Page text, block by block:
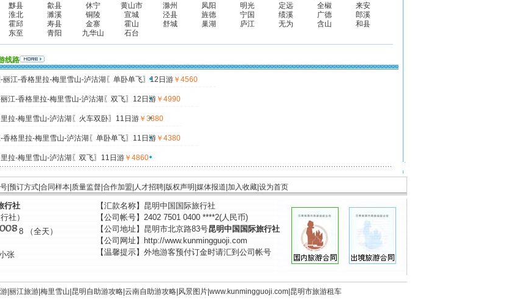
黟县 歙县 休宁 黄山市 滁州 凤阳 明光 定远 全椒
来安
淮北 濉溪 铜陵 宣城 泾县 旌德 宁国 绩溪 广德
郎溪
霍邱 寿县 金寨 霍山 舒城 巢湖 庐江 无为 含山
和县
东至 青阳 九华山 石台
线路
￥4560
丽江-香格里拉-梅里雪山-泸沽湖〖单卧单飞〗12日游
￥4990
江-香格里拉-梅里雪山-泸沽湖〖双飞〗12日游
￥3880
拉-梅里雪山-泸沽湖〖火车双卧〗11日游
￥4380
香格里拉-梅里雪山-泸沽湖〖单卧单飞〗11日游
￥4860
拉-梅里雪山-泸沽湖〖双飞〗11日游
| 预订方式| 合同样本| 质量监督| 合作加盟 人才招聘| 版权声明 媒体报道 加入收藏| 设为首页
行社
社）
8 （全天）
张
【汇款名称】昆明中国国际旅行社
【公司帐号】2402 7501 0400 ****2(人民币)
【公司地址】昆明市北京路83号昆明中国国际旅行社
【公司网址】http://www.kunmingguoji.com
【温馨提示】外地游客预付订金时请汇到公司帐号
| 丽江旅游| 梅里雪山 昆明自助游攻略| 云南自助游攻略| 风景图片| www.kunmingguoji.com| 昆明市旅游租车